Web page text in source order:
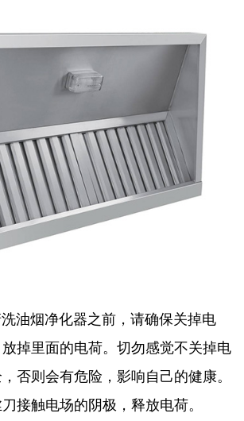
油烟净化器之前，请确保关掉电
掉里面的电荷。切勿感觉不关掉电
否则会有危险，影响自己的健康。
接触电场的阴极，释放电荷。